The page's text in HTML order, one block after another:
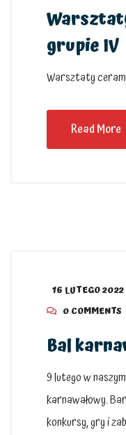
grupie IV
Warsztaty
Read More
16 LUTEGO 2022
0 COMMENTS
Bal
9 lutego w
karnawałowy.
konkursy, gry i